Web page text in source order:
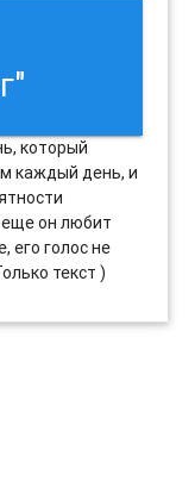
который
каждый день, и
он любит
его голос не
текст )